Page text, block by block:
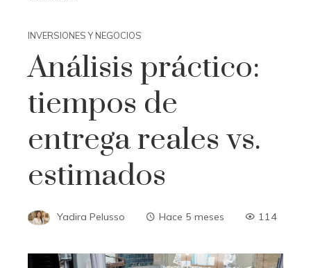
INVERSIONES Y NEGOCIOS
Análisis práctico:
tiempos de
entrega reales vs.
estimados
Yadira Pelusso Hace 5 meses 114